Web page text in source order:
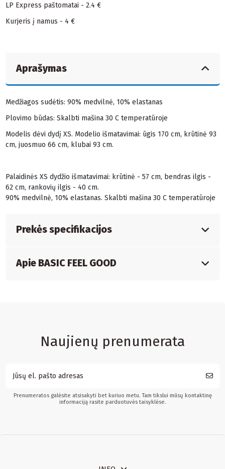
LP Express paštomatai - 2.4 €
Kurjeris į namus - 4 €
Aprašymas
Medžiagos sudėtis: 90% medvilnė, 10% elastanas
Plovimo būdas: Skalbti mašina 30 C temperatūroje
Modelis dėvi dydį XS. Modelio išmatavimai: ūgis 170 cm, krūtinė 93
cm, juosmuo 66 cm, klubai 93 cm.
Palaidinės XS dydžio išmatavimai: krūtinė - 57 cm, bendras ilgis -
62 cm, rankovių ilgis - 40 cm.
90% medvilnė, 10% elastanas. Skalbti mašina 30 C temperatūroje
Prekės specifikacijos
Apie BASIC FEEL GOOD
Naujienų prenumerata
Prenumeratos galėsite atsisakyti bet kuriuo metu. Tam tikslui mūsų kontaktinę
informaciją rasite parduotuvės taisyklėse.